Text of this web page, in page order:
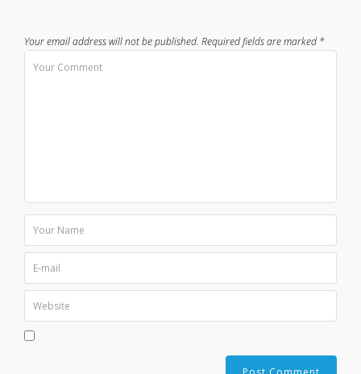
Your email address will not be published. Required fields are marked *